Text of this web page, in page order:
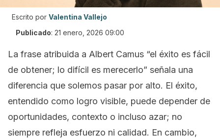
Escrito por Valentina Vallejo
Publicado: 21 enero, 2026 09:00
La frase atribuida a Albert Camus “el éxito es fácil
de obtener; lo difícil es merecerlo” señala una
diferencia que solemos pasar por alto. El éxito,
entendido como logro visible, puede depender de
oportunidades, contexto o incluso azar; no
siempre refleja esfuerzo ni calidad. En cambio,